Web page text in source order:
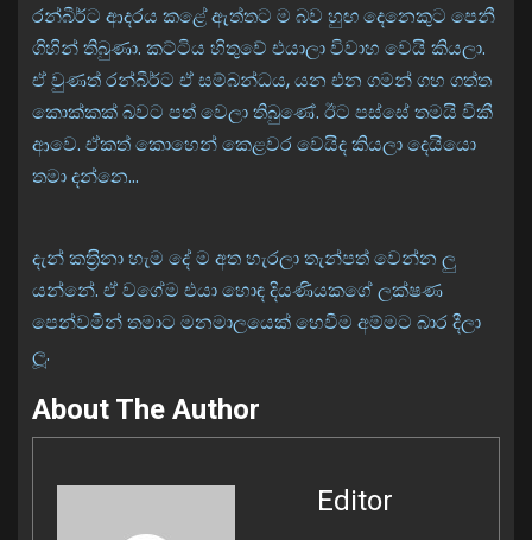
රන්බීර්ට ආදරය කළේ ඇත්තට ම බව හුඟ දෙනෙකුට පෙනී
ගිහින් තිබුණා. කට්ටිය හිතුවේ එයාලා විවාහ වෙයි කියලා.
ඒ වුණත් රන්බීර්ට ඒ සම්බන්ධය, යන එන ගමන් ගහ ගත්ත
කොක්කක් බවට පත් වෙලා තිබුණේ. ඊට පස්සේ තමයි විකී
ආවෙ. ඒකත් කොහෙන් කෙළවර වෙයිද කියලා දෙයියො
තමා දන්නෙ…
දැන් කත‍්‍රිනා හැම දේ ම අත හැරලා තැන්පත් වෙන්න ලු
යන්නේ. ඒ වගේම එයා හොඳ දියණියකගේ ලක්ෂණ
පෙන්වමින් තමාට මනමාලයෙක් හෙවීම අම්මට බාර දීලා
ලූ.
About The Author
Editor